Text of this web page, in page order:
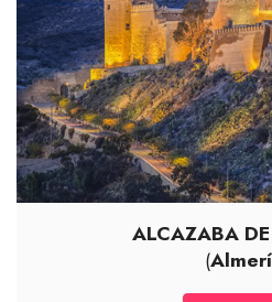
ALCAZABA
(